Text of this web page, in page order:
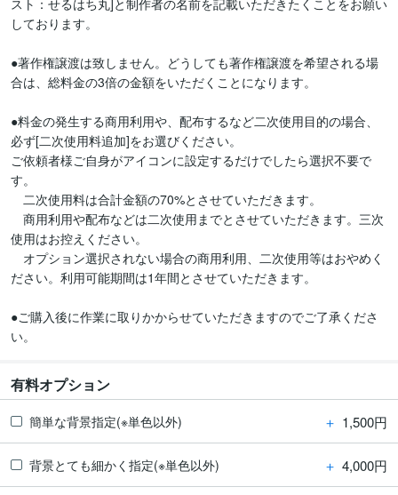
スト：せるはち丸]と制作者の名前を記載いただきたくことをお願い
しております。
●著作権譲渡は致しません。どうしても著作権譲渡を希望される場
合は、総料金の3倍の金額をいただくことになります。
●料金の発生する商用利用や、配布するなど二次使用目的の場合、
必ず[二次使用料追加]をお選びください。
ご依頼者様ご自身がアイコンに設定するだけでしたら選択不要で
す。
二次使用料は合計金額の70%とさせていただきます。
商用利用や配布などは二次使用までとさせていただきます。三次
使用はお控えください。
オプション選択されない場合の商用利用、二次使用等はおやめく
ださい。利用可能期間は1年間とさせていただきます。
●ご購入後に作業に取りかからせていただきますのでご了承くださ
有料オプション
簡単な背景指定(※単色以外) ＋ 1,500円
背景とても細かく指定(※単色以外) ＋ 4,000円